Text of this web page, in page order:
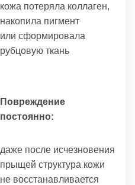
кожа потеряла коллаген,
накопила пигмент
или сформировала
рубцовую ткань
Повреждение
постоянно:
даже после исчезновения
прыщей структура кожи
не восстанавливается